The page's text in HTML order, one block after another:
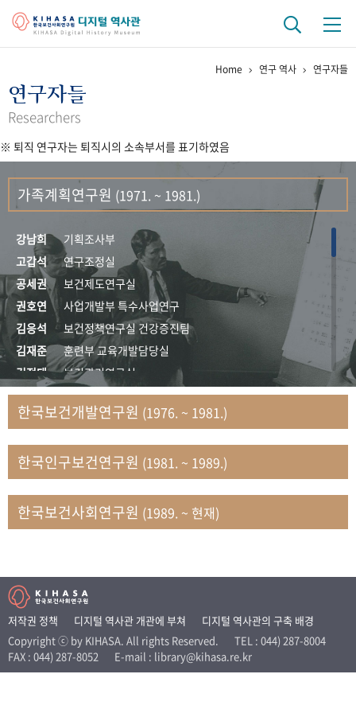
걸어온 길 기관 변천사
연구 역사
정책과 연구 키워드로 보는 연구 역사
연구자들
간행물 변천사
기록물 아카이브
사진 아카이브 문서 기록물 행정박물 영상 기록물
50+1주년 기념
성과 50선 숫자로 보는 50년
세계와 함께 한 KIHASA
VR 역사관
Home 연구 역사 연구자들
연구자들
Researchers
※ 퇴직 연구자는 퇴직시의 소속부서를 표기하였음
가족계획연구원 (1971. ~ 1981.)
강남희
기획조사부
고갑석
연구조정실
공세권
보건제도연구실
권호연
사업개발부 특수사업연구
김응석
보건정책연구실 건강증진팀
김재준
훈련부 교육개발담당실
김정태
보건관리연구실
김지자
연구부 사회개발담당실
김태룡
조사평가부 연구과
문현상
가족복지연구실 인구가족연구팀
박인화
보건정책연구실
박재빈
연구부 인구역학담당실
변종화
보건정책연구실 건강증진팀
송건용
보건정책연구실
송태민
정보통계연구실 빅데이터연구센터
신희설
사업개발부 국제협력연구실
이규식
의료보험연구실
이문기
훈련부
한국보건개발연구원 (1976. ~ 1981.)
한국인구보건연구원 (1981. ~ 1989.)
한국보건사회연구원 (1989. ~ 현재)
저작권 정책 디지털 역사관 개관에 부쳐
디지털 역사관의 구축 배경
Copyright ⓒ by KIHASA. All rights Reserved.
TEL : 044) 287-8004
FAX : 044) 287-8052
E-mail : library@kihasa.re.kr